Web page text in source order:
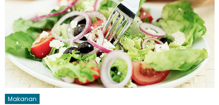
Makanan